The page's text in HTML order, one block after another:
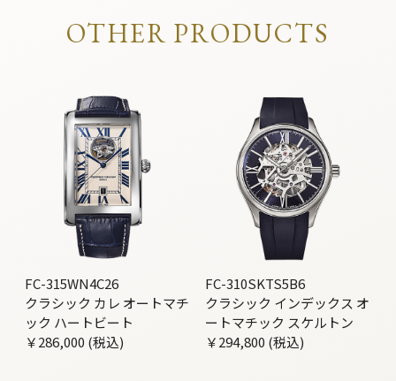
OTHER PRODUCTS
FC-315WN4C26
クラシック カレ オートマチ
ック ハートビート
￥286,000 (税込)
FC-310SKTS5B6
クラシック インデックス オ
ートマチック スケルトン
￥294,800 (税込)